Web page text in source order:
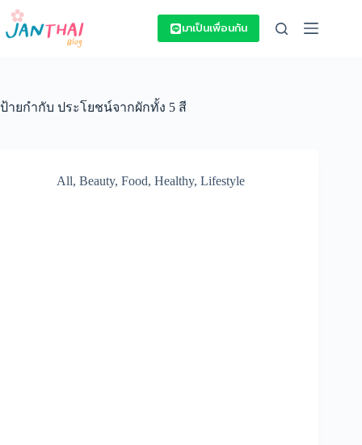
Skip
content
มาเป็นเพื่อนกัน
ป้ายกำกับ ประโยชน์จากผักทั้ง 5 สี
All, Beauty, Food, Healthy, Lifestyle